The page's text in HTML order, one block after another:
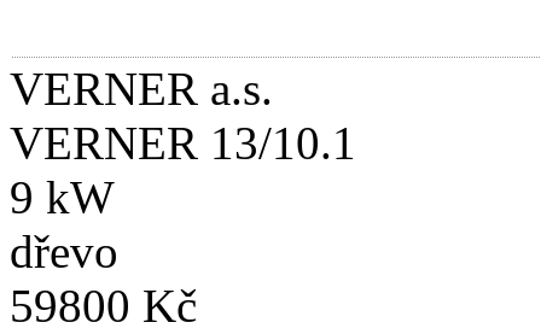
VERNER a.s.
VERNER 13/10.1
9 kW
dřevo
59800 Kč